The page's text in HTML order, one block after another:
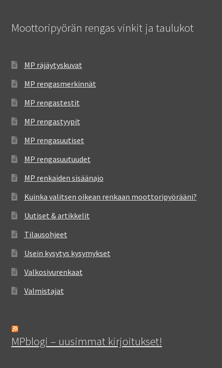
Moottoripyörän rengas vinkit ja taulukot
MP räjäytyskuvat
MP rengasmerkinnät
MP rengastestit
MP rengastyypit
MP rengasuutiset
MP rengasuutuudet
MP renkaiden sisäänajo
Kuinka valitsen oikean renkaan moottoripyörääni?
Uutiset & artikkelit
Tilausohjeet
Usein kysytys kysymykset
Valkosivurenkaat
Valmistajat
MPblogi – uusimmat kirjoitukset!